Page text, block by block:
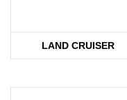
LAND CRUISER